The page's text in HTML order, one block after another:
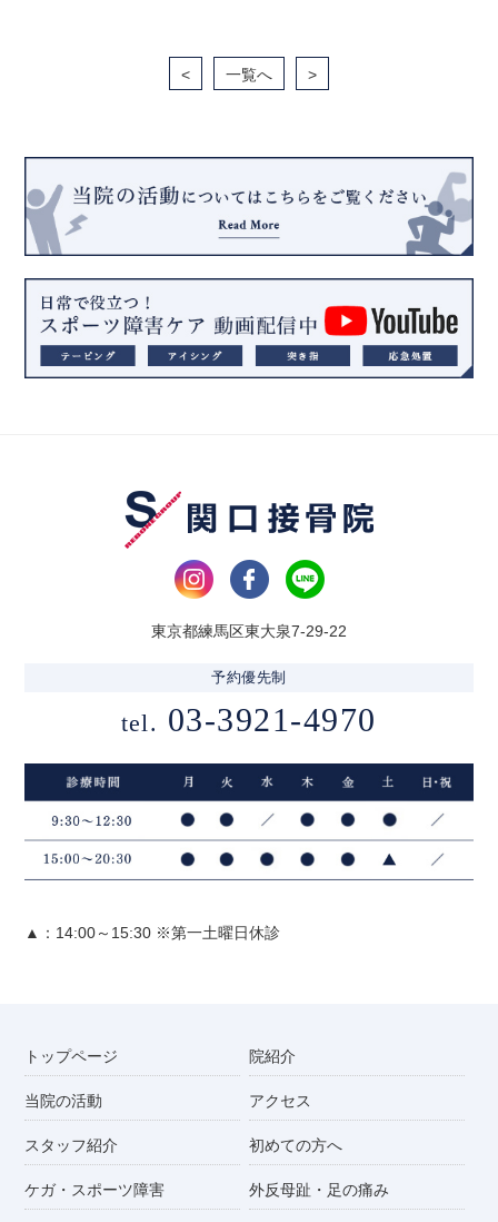
< 一覧へ >
東京都練馬区東大泉7-29-22
tel. 03-3921-4970
予約優先制
▲：14:00～15:30 ※第一土曜日休診
トップページ 院紹介
当院の活動 アクセス
スタッフ紹介 初めての方へ
ケガ・スポーツ障害 外反母趾・足の痛み